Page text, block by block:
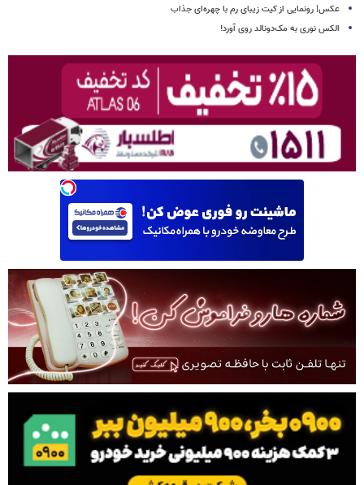
عکس| رونمایی از کیت زیبای رم با چهره‌ای جذاب
الکس نوری به مک‌دونالد روی آورد!